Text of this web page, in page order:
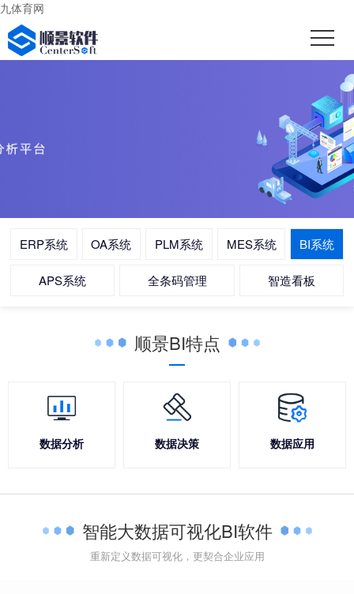
九体育网
ERP系统 OA系统 PLM系统 MES系统 BI系统
APS系统 全条码管理 智造看板
顺景BI特点
数据分析 数据决策 数据应用
智能大数据可视化BI软件
重新定义数据可视化，更契合企业应用